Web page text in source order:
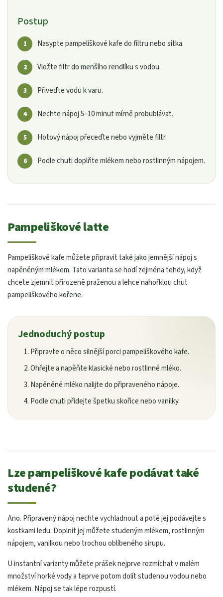
Postup
Nasypte pampeliškové kafe do filtru nebo sítka.
Vložte filtr do menšího rendlíku s vodou.
Přiveďte vodu k varu.
Nechte nápoj 5–10 minut mírně probublávat.
Hotový nápoj přeceďte nebo vyjměte filtr.
Podle chuti doplňte mlékem nebo rostlinným nápojem.
Pampeliškové latte
Pampeliškové kafe můžete připravit také jako jemnější nápoj s
napěněným mlékem. Tato varianta se hodí zejména tehdy, když
chcete zjemnit přirozeně praženou a lehce nahořklou chuť
pampeliškového kořene.
Jednoduchý postup
Připravte o něco silnější porci pampeliškového kafe.
Ohřejte a napěňte klasické nebo rostlinné mléko.
Napěněné mléko nalijte do připraveného nápoje.
Podle chuti přidejte špetku skořice nebo vanilky.
Lze pampeliškové kafe podávat také
studené?
Ano. Připravený nápoj nechte vychladnout a poté jej podávejte s
kostkami ledu. Doplnit jej můžete studeným mlékem, rostlinným
nápojem, vanilkou nebo trochou oblíbeného sirupu.
U instantní varianty můžete prášek nejprve rozmíchat v malém
množství horké vody a teprve potom dolít studenou vodou nebo
mlékem. Nápoj se tak lépe rozpustí.